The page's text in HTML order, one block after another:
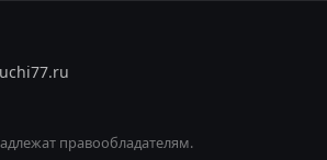
правообладателям.